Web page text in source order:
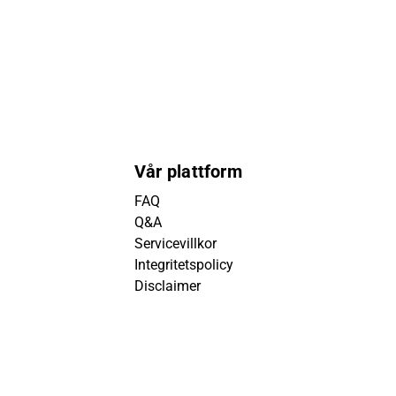
Vår plattform
FAQ
Q&A
Servicevillkor
Integritetspolicy
Disclaimer